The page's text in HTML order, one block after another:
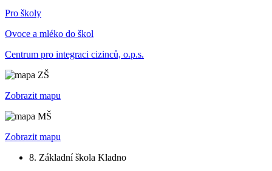
Pro školy
Ovoce a mléko do škol
Centrum pro integraci cizinců, o.p.s.
Zobrazit mapu
Zobrazit mapu
8. Základní škola Kladno